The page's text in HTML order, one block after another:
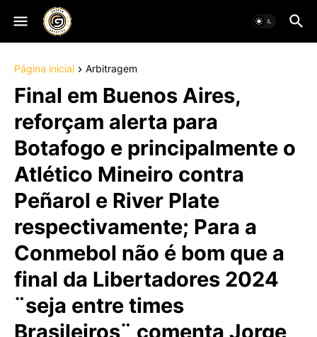
Página inicial Arbitragem
Final em Buenos Aires,
reforçam alerta para
Botafogo e principalmente o
Atlético Mineiro contra
Peñarol e River Plate
respectivamente; Para a
Conmebol não é bom que a
final da Libertadores 2024
¨seja entre times
Brasileiros¨ comenta Jorge